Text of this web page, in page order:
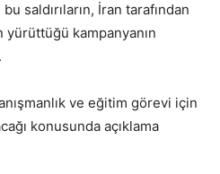
saldırıların, İran tarafından
kampanyanın
ve eğitim görevi için
konusunda açıklama